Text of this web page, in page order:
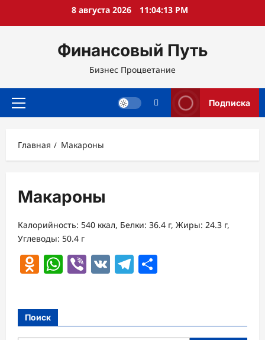
8 августа 2026 11:04:14 PM
Финансовый Путь
Бизнес Процветание
Основное
Подписка
Главная Макароны
Макароны
Калорийность: 540 ккал, Белки: 36.4 г, Жиры: 24.3 г,
Углеводы: 50.4 г
Odnoklassniki
WhatsApp
Viber
VK Telegram
Поиск